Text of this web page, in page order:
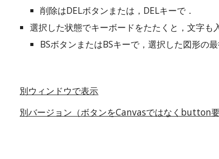
削除はDELボタンまたは，DELキーで．
選択した状態でキーボードをたたくと，文字も
BSボタンまたはBSキーで，選択した図形の
別ウィンドウで表示
別バージョン（ボタンをCanvasではなくbutton要